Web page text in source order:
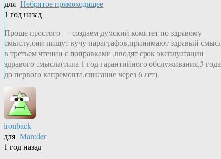
для Небритое прямоходящее
1 год назад
Проще простого — создаём думский комитет по здравому
смыслу,они пишут кучу параграфов,принимают здравый
в третьем чтении с поправками ,вводят срок эксплуатации
здравого смысла(типа 1 год гарантийного обслуживания,3 года
до первого капремонта,списание через 6 лет).
ironback
для Maroder
1 год назад